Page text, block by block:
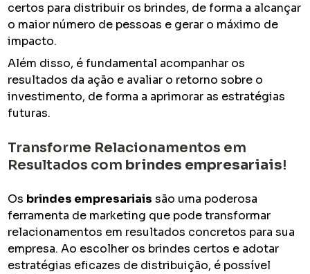
certos para distribuir os brindes, de forma a alcançar
o maior número de pessoas e gerar o máximo de
impacto.
Além disso, é fundamental acompanhar os
resultados da ação e avaliar o retorno sobre o
investimento, de forma a aprimorar as estratégias
futuras.
Transforme Relacionamentos em
Resultados com brindes empresariais!
Os brindes empresariais são uma poderosa
ferramenta de marketing que pode transformar
relacionamentos em resultados concretos para sua
empresa. Ao escolher os brindes certos e adotar
estratégias eficazes de distribuição, é possível